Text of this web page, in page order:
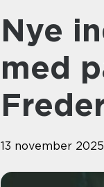
Nye indsigter og veje at gå
med
13 november 2025